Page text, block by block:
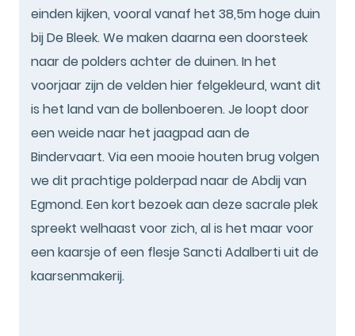
einden kijken, vooral vanaf het 38,5m hoge duin
bij De Bleek. We maken daarna een doorsteek
naar de polders achter de duinen. In het
voorjaar zijn de velden hier felgekleurd, want dit
is het land van de bollenboeren. Je loopt door
een weide naar het jaagpad aan de
Bindervaart. Via een mooie houten brug volgen
we dit prachtige polderpad naar de Abdij van
Egmond. Een kort bezoek aan deze sacrale plek
spreekt welhaast voor zich, al is het maar voor
een kaarsje of een flesje Sancti Adalberti uit de
kaarsenmakerij.